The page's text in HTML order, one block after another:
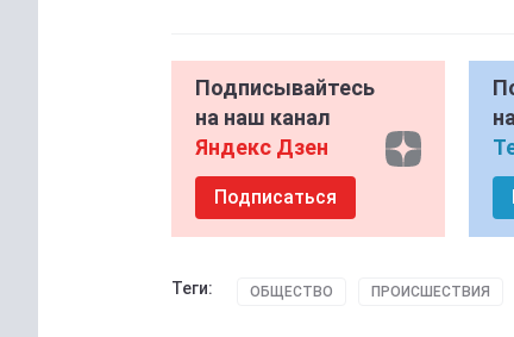
Подписывайтесь
на наш канал
Яндекс Дзен
Подписаться
Теги: ОБЩЕСТВО ПРОИСШЕСТВИЯ